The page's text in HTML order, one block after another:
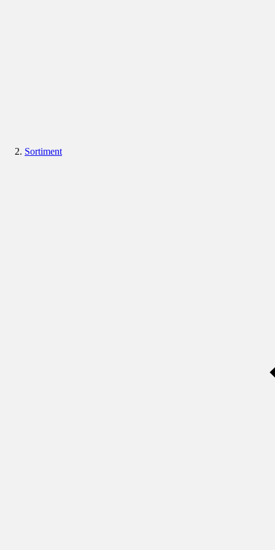
Sortiment